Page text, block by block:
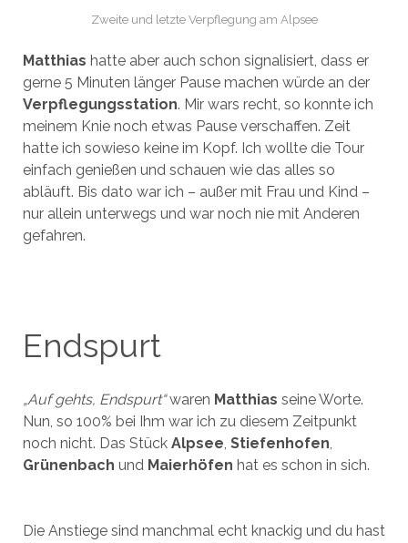
Zweite und letzte Verpflegung am Alpsee
Matthias hatte aber auch schon signalisiert, dass er
gerne 5 Minuten länger Pause machen würde an der
Verpflegungsstation. Mir wars recht, so konnte ich
meinem Knie noch etwas Pause verschaffen. Zeit
hatte ich sowieso keine im Kopf. Ich wollte die Tour
einfach genießen und schauen wie das alles so
abläuft. Bis dato war ich – außer mit Frau und Kind –
nur allein unterwegs und war noch nie mit Anderen
gefahren.
Endspurt
„Auf gehts, Endspurt“waren Matthias seine Worte.
Nun, so 100% bei Ihm war ich zu diesem Zeitpunkt
noch nicht. Das Stück Alpsee, Stiefenhofen,
Grünenbach und Maierhöfen hat es schon in sich.
Die Anstiege sind manchmal echt knackig und du hast